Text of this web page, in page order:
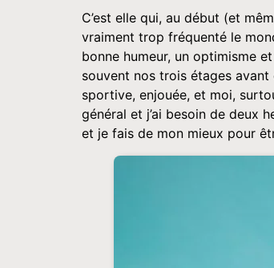
C’est elle qui, au début (et
vraiment trop fréquenté le
bonne humeur, un optimisme
souvent nos trois étages avant
sportive, enjouée, et moi,
général et j’ai besoin de deux
et je fais de mon mieux pour